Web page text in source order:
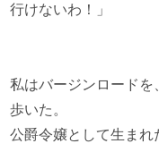
行けないわ！」
私はバージンロード
歩いた。
公爵令嬢として生まれ